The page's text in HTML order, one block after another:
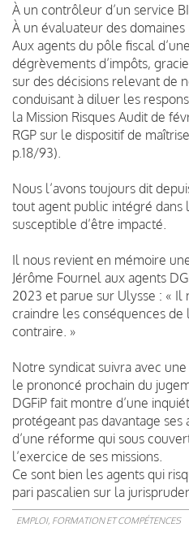
À un contrôleur d’un service
À un évaluateur des domaines
Aux agents du pôle fiscal
dégrèvements d’impôts,
sur des décisions relevant de
conduisant à diluer les
la Mission Risques Audit de
RGP sur le dispositif de
p.18/93).
Nous l’avons toujours dit
tout agent public intégré dans
susceptible d’être impacté.
Il nous revient en mémoire
Jérôme Fournel aux agents
2023 et parue sur Ulysse : « Il
craindre les conséquences de
contraire. »
Notre syndicat suivra avec
le prononcé prochain du
DGFiP fait montre d’une
protégeant pas davantage
d’une réforme qui sous
l’exercice de ses missions.
Ce sont bien les agents qui
pari pascalien sur la
EMPLOI, FORMATION ET COMPÉTENCES